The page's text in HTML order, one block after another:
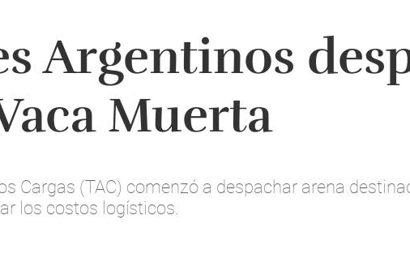
Argentinos
Muerta
Cargas (TAC) comenzó a despachar arena
los costos logísticos.